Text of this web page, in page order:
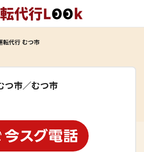
転代行 むつ市
つ市／むつ市